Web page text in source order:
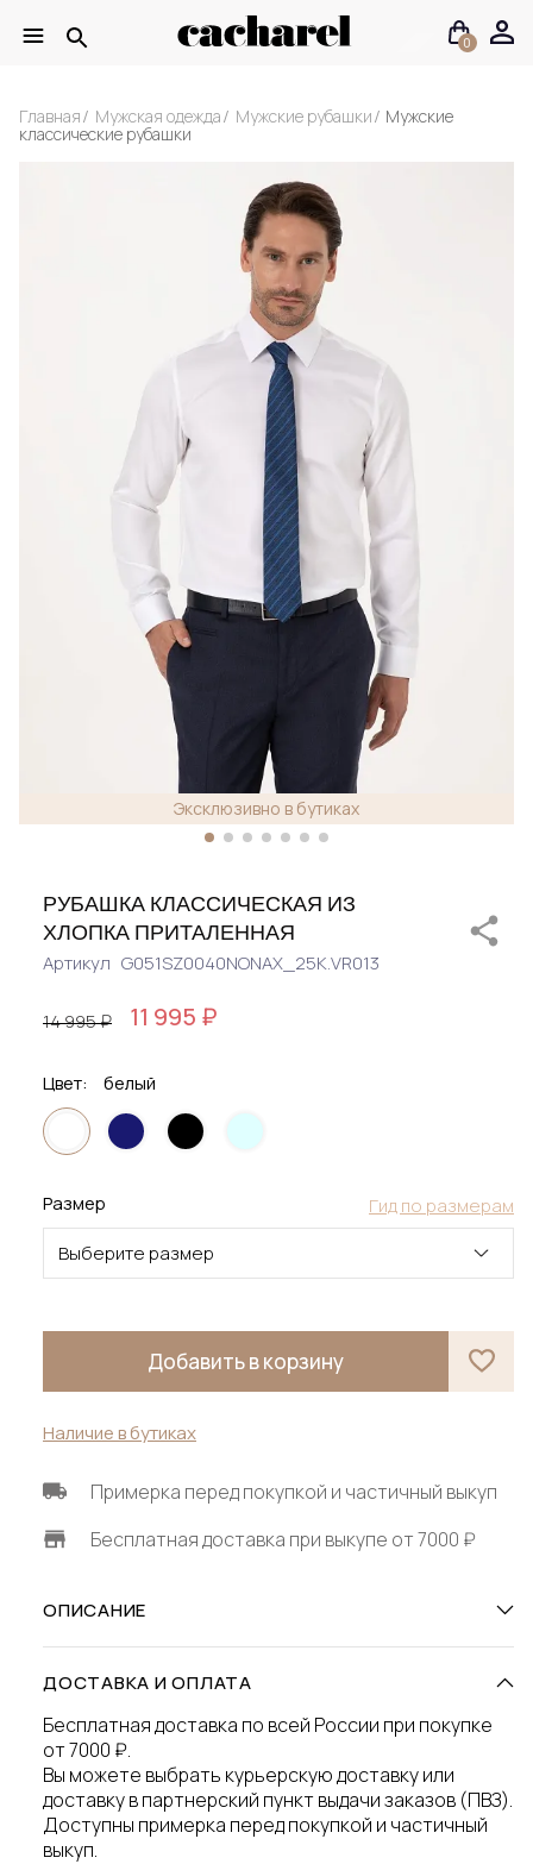
0
Главная Мужская одежда Мужские рубашки Мужские
классические рубашки
Эксклюзивно в бутиках
РУБАШКА КЛАССИЧЕСКАЯ ИЗ
ХЛОПКА ПРИТАЛЕННАЯ
Артикул G051SZ0040NONAX_25K.VR013
14 995 ₽ 11 995 ₽
Цвет: белый
Гид по размерам
Размер
Выберите размер
Добавить в корзину
Наличие в бутиках
Примерка перед покупкой и частичный выкуп
Бесплатная доставка при выкупе от 7000 ₽
ОПИСАНИЕ
ДОСТАВКА И ОПЛАТА
Бесплатная доставка по всей России при покупке
от 7000 ₽.
Вы можете выбрать курьерскую доставку или
доставку в партнерский пункт выдачи заказов (ПВЗ).
Доступны примерка перед покупкой и частичный
выкуп.